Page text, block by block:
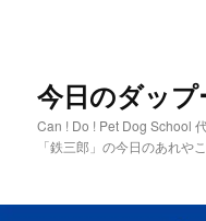
今日のダッ
Can ! Do ! Pet Dog School
「鉄三郎」の今日のあれや